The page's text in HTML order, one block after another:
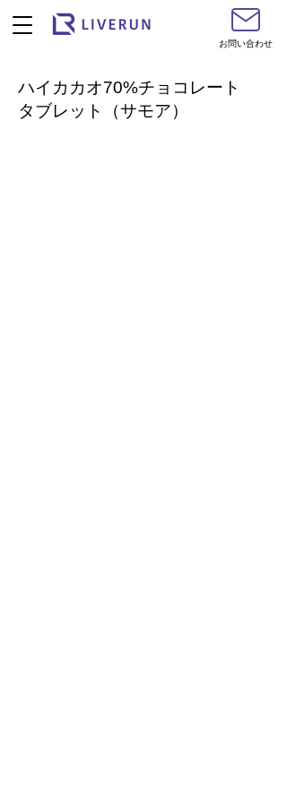
お問い合わせ
ハイカカオ70%チョコレート
タブレット（サモア）